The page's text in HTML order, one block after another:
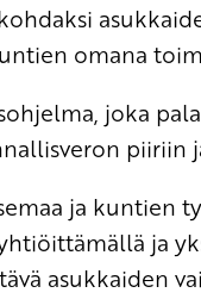
omana
joka
piiriin
ja kuntien
ja
asukkaiden